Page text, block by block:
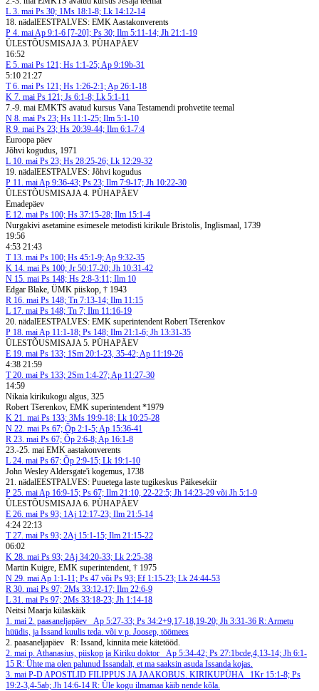
L 3. mai Ps 30; 1Ms 18:1-8; Lk 14:12-14
18. nädalEESTPALVES: EMK Aastakonverents
P 4. maiAp 9:1-6 [7-20]; Ps 30; Ilm 5:11-14; Jh 21:1-19
ÜLESTÕUSMISAJA 3. PÜHAPÄEV
16:52
E 5. mai Ps 121; Hs 1:1-25; Ap 9:19b-31
5:10 21:27
T6. mai Ps 121; Hs 1:26-2:1; Ap 26:1-18
K 7. mai Ps 121; Js 6:1-8; Lk 5:1-11
7.-9. mai EMKTS avatud kursus Vana Testamendi prohvetite teemal
N 8. mai Ps 23; Hs 11:1-25; Ilm 5:1-10
R 9. mai Ps 23; Hs 20:39-44; Ilm 6:1-7:4
Euroopa päev
Jõhvi kogudus, 1971
L 10. mai Ps 23; Hs 28:25-26; Lk 12:29-32
19. nädalEESTPALVES: Jõhvi kogudus
P 11. maiAp 9:36-43; Ps 23; Ilm 7:9-17; Jh 10:22-30
ÜLESTÕUSMISAJA 4. PÜHAPÄEV
Emadepäev
E 12. mai Ps 100; Hs 37:15-28; Ilm 15:1-4
Nurgakivi asetamine esimesele metodisti kirikule Bristolis, Inglismaal, 1739
19:56
4:53 21:43
T13. mai Ps 100; Hs 45:1-9; Ap 9:32-35
K 14. mai Ps 100; Jr 50:17-20; Jh 10:31-42
N 15. mai Ps 148; Hs 2:8-3:11; Ilm 10
Edgar Blake, ÜMK piiskop, † 1943
R 16. mai Ps 148; Tn 7:13-14; Ilm 11:15
L 17. mai Ps 148; Tn 7; Ilm 11:16-19
20. nädalEESTPALVES: EMK superintendent Robert Tšerenkov
P 18. maiAp 11:1-18; Ps 148; Ilm 21:1-6; Jh 13:31-35
ÜLESTÕUSMISAJA 5. PÜHAPÄEV
E 19. mai Ps 133; 1Sm 20:1-23, 35-42; Ap 11:19-26
4:38 21:59
T20. mai Ps 133; 2Sm 1:4-27; Ap 11:27-30
14:59
Nikaia kirikukogu algus, 325
Robert Tšerenkov, EMK superintendent *1979
K 21. mai Ps 133; 3Ms 19:9-18; Lk 10:25-28
N 22. mai Ps 67; Õp 2:1-5; Ap 15:36-41
R 23. mai Ps 67; Õp 2:6-8; Ap 16:1-8
23.-25. mai EMK aastakonverents
L 24. mai Ps 67; Õp 2:9-15; Lk 19:1-10
John Wesley Aldersgate'i kogemus, 1738
21. nädalEESTPALVES: Puuetega laste tugikeskus Päikesekiir
P 25. maiAp 16:9-15; Ps 67; Ilm 21:10, 22-22:5; Jh 14:23-29 või Jh 5:1-9
ÜLESTÕUSMISAJA 6. PÜHAPÄEV
E 26. mai Ps 93; 1Aj 12:17-23; Ilm 21:5-14
4:24 22:13
T27. mai Ps 93; 2Aj 15:1-15; Ilm 21:15-22
06:02
K 28. mai Ps 93; 2Aj 34:20-33; Lk 2:25-38
Martin Kuigre, EMK superintendent, † 1975
N 29. maiAp 1:1-11; Ps 47 või Ps 93; Ef 1:15-23; Lk 24:44-53
R 30. mai Ps 97; 2Ms 33:12-17; Ilm 22:6-9
L 31. mai Ps 97; 2Ms 33:18-23; Jh 1:14-18
Neitsi Maarja külaskäik
1. mai 2. paasaneljapäev Ap 5:27-33; Ps 34:2+9,17-18,19-20; Jh 3:31-36 R: Armetu
hüüdis, ja Issand kuulis teda. või v p. Joosep, töömees
2. paasaneljapäev
R: Issand, kinnita meie kätetööd.
2. mai p. Athanasius, piiskop ja Kiriku doktor
Ap 5:34-42; Ps 27:1bcde,4,13-14; Jh 6:1-
15 R: Ühte ma olen palunud Issandalt, et ma saaksin asuda Issanda kojas.
3. mai P-D APOSTLID FILIPPUS JA JAAKOBUS. KIRIKUPÜHA
1Kr 15:1-8; Ps
19:2-3,4-5ab; Jh 14:6-14 R: Üle kogu ilmamaa käib nende kõla.